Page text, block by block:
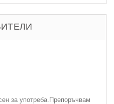
за употреба.Препоръчвам